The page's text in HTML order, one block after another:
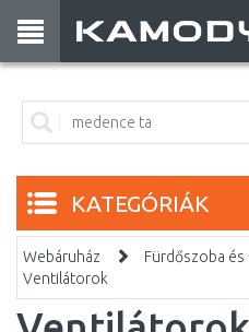
KATEGÓRIÁK
Webáruház
Fürdőszoba
Ventilátorok